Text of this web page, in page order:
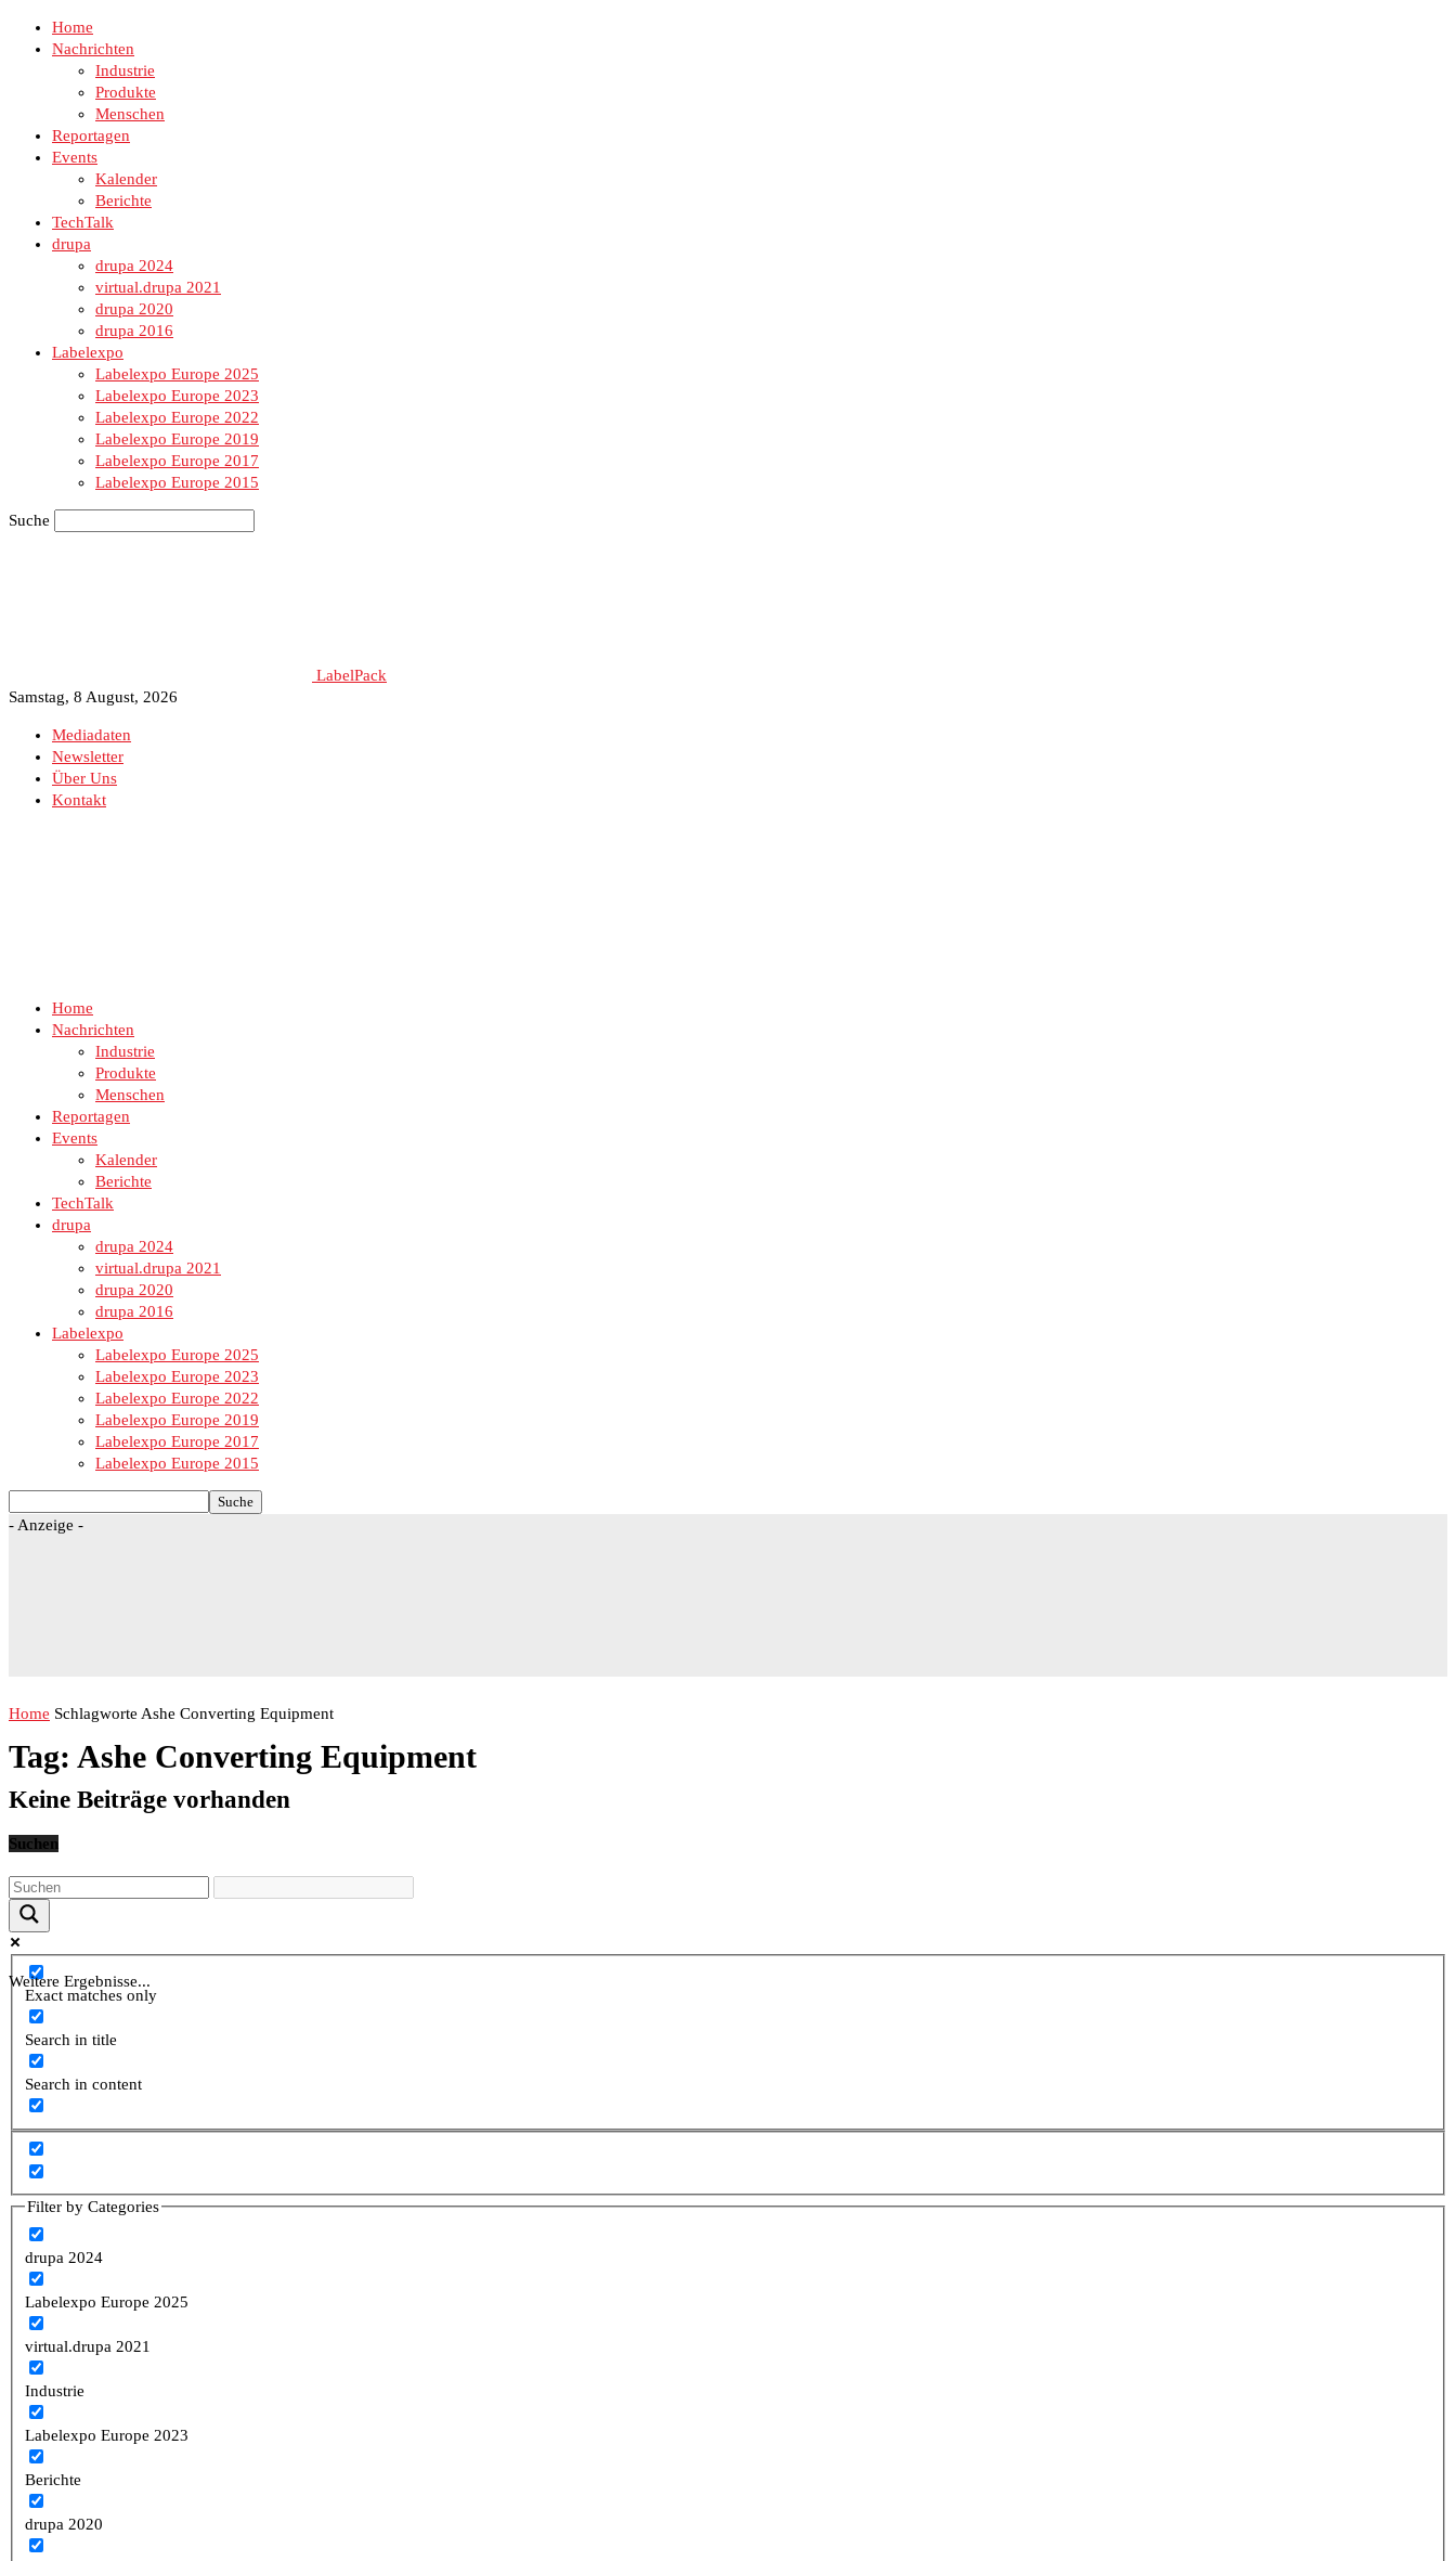
Home
Nachrichten
Industrie
Produkte
Menschen
Reportagen
Events
Kalender
Berichte
TechTalk
drupa
drupa 2024
virtual.drupa 2021
drupa 2020
drupa 2016
Labelexpo
Labelexpo Europe 2025
Labelexpo Europe 2023
Labelexpo Europe 2022
Labelexpo Europe 2019
Labelexpo Europe 2017
Labelexpo Europe 2015
Suche
LabelPack
Samstag, 8 August, 2026
Mediadaten
Newsletter
Über Uns
Kontakt
Home
Nachrichten
Industrie
Produkte
Menschen
Reportagen
Events
Kalender
Berichte
TechTalk
drupa
drupa 2024
virtual.drupa 2021
drupa 2020
drupa 2016
Labelexpo
Labelexpo Europe 2025
Labelexpo Europe 2023
Labelexpo Europe 2022
Labelexpo Europe 2019
Labelexpo Europe 2017
Labelexpo Europe 2015
- Anzeige -
Home Schlagworte Ashe Converting Equipment
Tag: Ashe Converting Equipment
Keine Beiträge vorhanden
Suchen
Weitere Ergebnisse...
Exact matches only
Search in title
Search in content
Filter by Categories
drupa 2024
Labelexpo Europe 2025
virtual.drupa 2021
Industrie
Labelexpo Europe 2023
Berichte
drupa 2020